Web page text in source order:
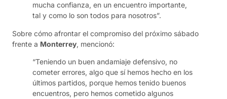
mucha confianza, en un encuentro importante,
tal y como lo son todos para nosotros”.
Sobre cómo afrontar el compromiso del próximo sábado
frente a Monterrey, mencionó:
“Teniendo un buen andamiaje defensivo, no
cometer errores, algo que sí hemos hecho en los
últimos partidos, porque hemos tenido buenos
encuentros, pero hemos cometido algunos